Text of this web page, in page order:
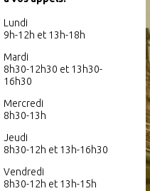
Lundi
9h-12h et 13h-18h
Mardi
8h30-12h30 et 13h30-
16h30
Mercredi
8h30-13h
Jeudi
8h30-12h et 13h-16h30
Vendredi
8h30-12h et 13h-15h